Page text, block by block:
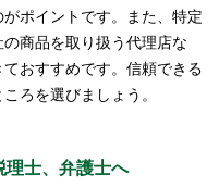
ポイントです。また、特定
商品を取り扱う代理店な
おすすめです。信頼できる
ろを選びましょう。
士、弁護士へ